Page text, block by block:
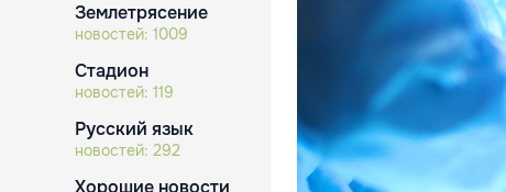
Землетрясение
новостей: 1009
Стадион
новостей: 119
Русский язык
новостей: 292
Хорошие новости